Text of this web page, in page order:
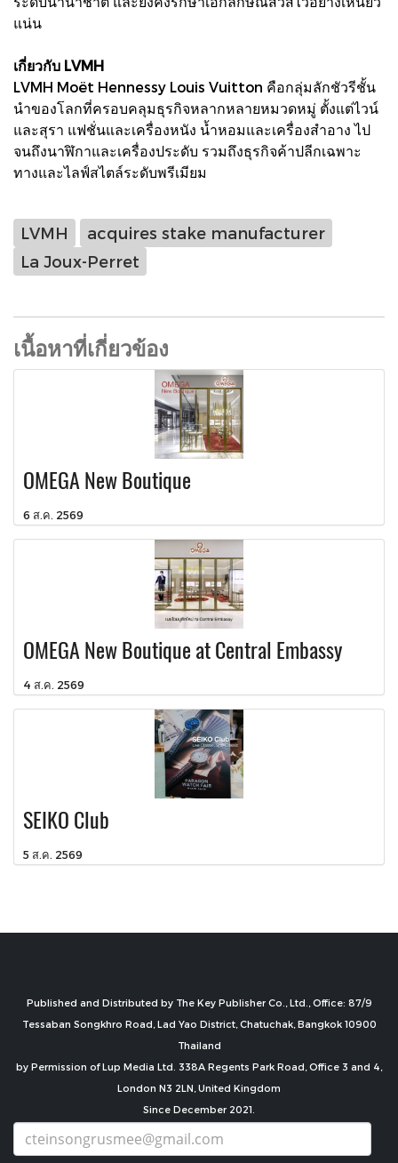
แน่น
เกี่ยวกับ LVMH
LVMH Moët Hennessy Louis Vuitton คือกลุ่มลักชัวรีชั้น
นำของโลกที่ครอบคลุมธุรกิจหลากหลายหมวดหมู่ ตั้งแต่ไวน์
และสุรา แฟชั่นและเครื่องหนัง น้ำหอมและเครื่องสำอาง ไป
จนถึงนาฬิกาและเครื่องประดับ รวมถึงธุรกิจค้าปลีกเฉพาะ
ทางและไลฟ์สไตล์ระดับพรีเมียม
LVMH
acquires stake manufacturer
La Joux-Perret
เนื้อหาที่เกี่ยวข้อง
OMEGA New Boutique
6 ส.ค. 2569
OMEGA New Boutique at Central Embassy
4 ส.ค. 2569
SEIKO Club
5 ส.ค. 2569
Published and Distributed by The Key Publisher Co., Ltd., Office: 87/9
Tessaban Songkhro Road, Lad Yao District, Chatuchak, Bangkok 10900
Thailand
by Permission of Lup Media Ltd. 338A Regents Park Road, Office 3 and 4,
London N3 2LN, United Kingdom
Since December 2021.